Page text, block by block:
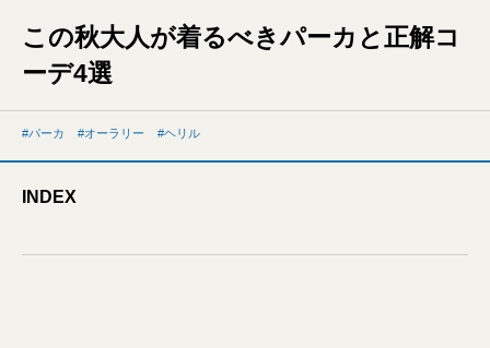
この秋大人が着るべきパーカと正解コ
ーデ4選
パーカ オーラリー ヘリル
INDEX